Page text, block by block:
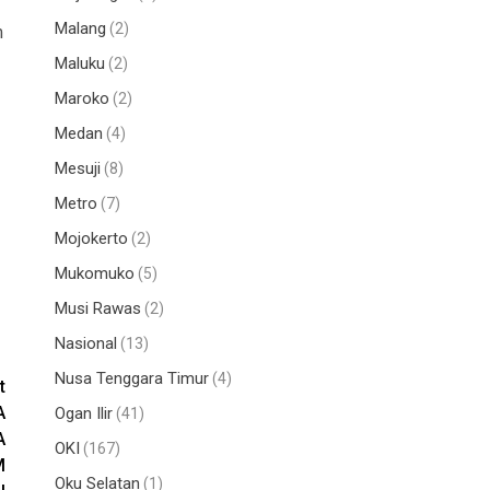
Malang (2)
Maluku (2)
Maroko (2)
Medan (4)
Mesuji (8)
Metro (7)
Mojokerto (2)
Mukomuko (5)
Musi Rawas (2)
Nasional (13)
Nusa Tenggara Timur(4)
Ogan Ilir(41)
OKI (167)
Oku Selatan (1)